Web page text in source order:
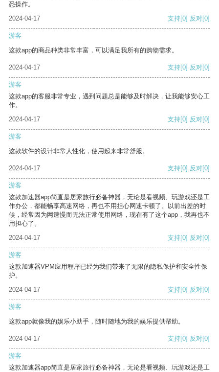
悉操作。
2024-04-17
支持[0] 反对[0]
游客
这款app的商品种类非常丰富，可以满足我所有的购物需求。
2024-04-17 支持[0] 反对[0]
游客
这款app的客服非常专业，遇到问题总是能够及时解决，让我能够安心工
作。
2024-04-17
支持[0] 反对[0]
游客
这款软件的设计非常人性化，使用起来非常舒服。
2024-04-17 支持[0] 反对[0]
游客
这款加速器app简直是居家旅行必备神器，无论是看视频、玩游戏还是工
作办公，都能畅享高速网络，再也不用担心网速卡顿了。以前出差的时
候，经常因为网速慢而无法正常使用网络，现在有了这个app，我再也不
用担心了。
2024-04-17
支持[0] 反对[0]
游客
这款加速器VPM应用程序已经为我们带来了无限的隐私保护和安全性保
护。
2024-04-17
支持[0] 反对[0]
游客
这款app就像我的娱乐小助手，随时随地为我的娱乐提供帮助。
2024-04-17 支持[0] 反对[0]
游客
这款加速器app简直是居家旅行必备神器，无论是看视频、玩游戏还是工